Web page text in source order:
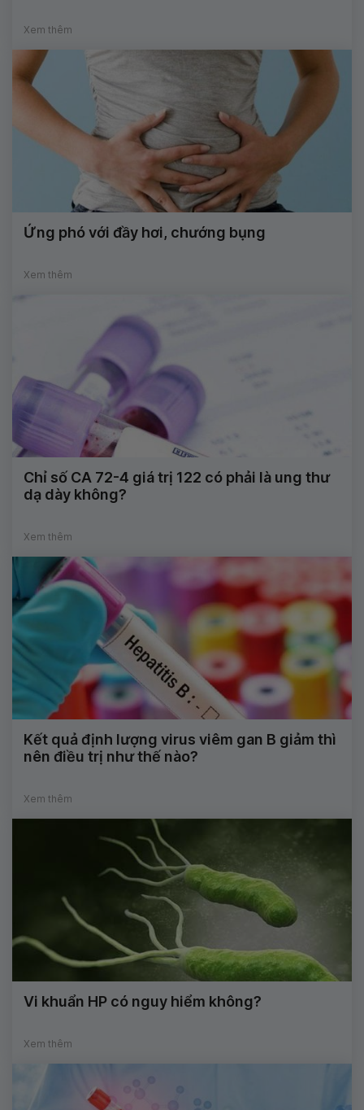
Xem thêm
Ứng phó với đầy hơi, chướng bụng
Xem thêm
Chỉ số CA 72-4 giá trị 122 có phải là ung thư
dạ dày không?
Xem thêm
Kết quả định lượng virus viêm gan B giảm thì
nên điều trị như thế nào?
Xem thêm
Vi khuẩn HP có nguy hiểm không?
Xem thêm